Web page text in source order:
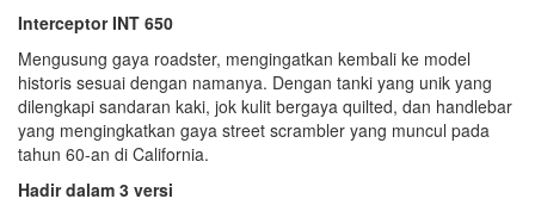
Interceptor INT 650
Mengusung gaya roadster, mengingatkan kembali ke model
historis sesuai dengan namanya. Dengan tanki yang unik yang
dilengkapi sandaran kaki, jok kulit bergaya quilted, dan handlebar
yang mengingkatkan gaya street scrambler yang muncul pada
tahun 60-an di California.
Hadir dalam 3 versi